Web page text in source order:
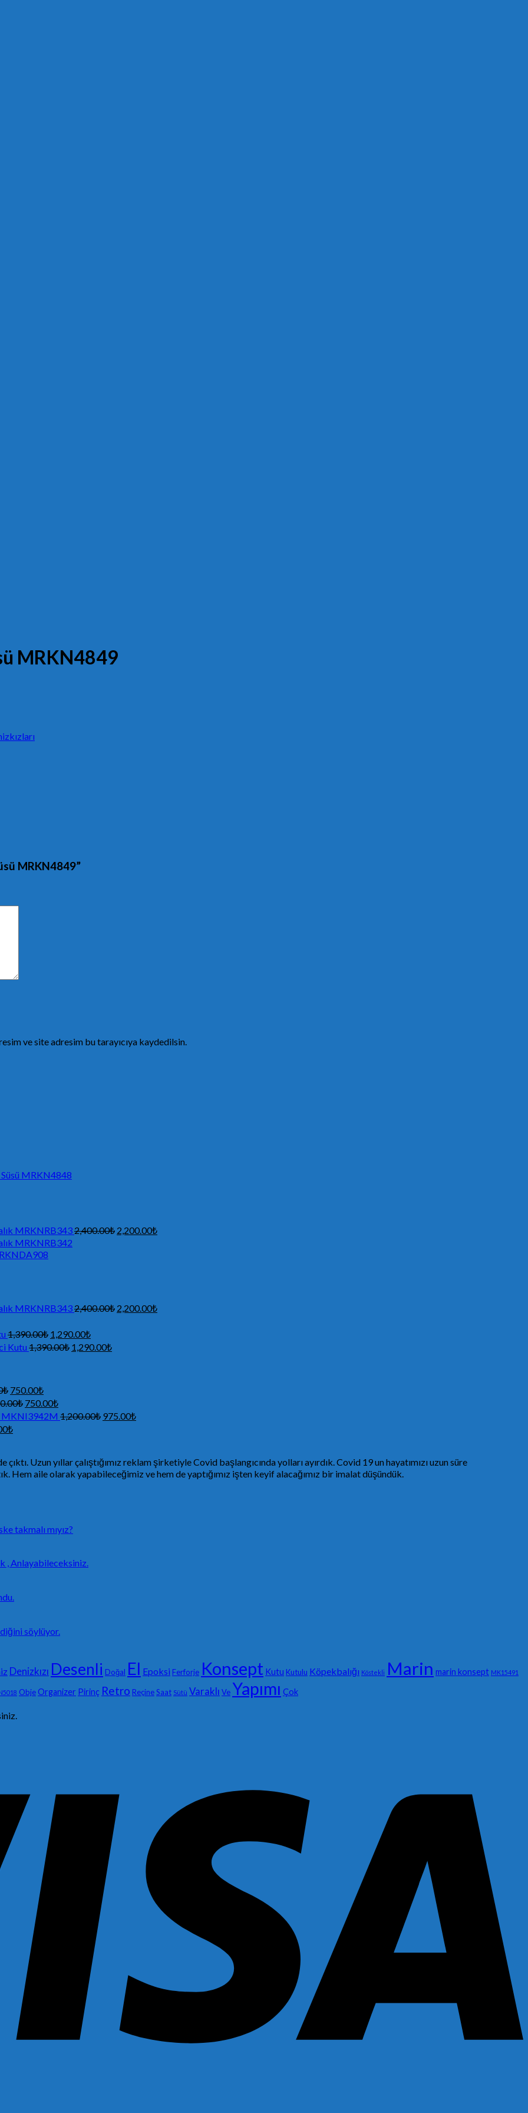
MRKN4849
MRKN4849”
ve site adresim bu tarayıcıya kaydedilsin.
Süsü MRKN4848
MRKNRB3432,400.00₺ 2,200.00₺
MRKNRB342
MRKNRB3432,400.00₺ 2,200.00₺
1,390.00₺ 1,290.00₺
Kutu 1,390.00₺ 1,290.00₺
₺ 750.00₺
₺ 750.00₺
MKNI3942M 1,200.00₺ 975.00₺
₺
Uzun yıllar çalıştığımız reklam şirketiyle Covid başlangıcında yolları ayırdık. Covid 19 un hayatımızı uzun süre
aile olarak yapabileceğimiz ve hem de yaptığımız işten keyif alacağımız bir imalat düşündük.
takmalı mıyız?
, Anlayabileceksiniz.
söylüyor.
Denizkızı Desenli Doğal El Epoksi Ferforje Konsept Kutu Kutulu Köpekbalığı Köstekli Marin marin konsept MK15491
ObjeOrganizer Pirinç Retro ReçineSaat Sütü Varaklı Ve Yapımı Çok